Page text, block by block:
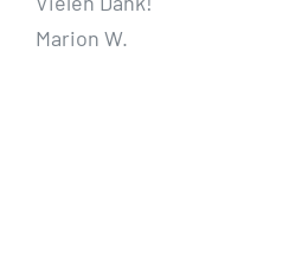
Marion W.